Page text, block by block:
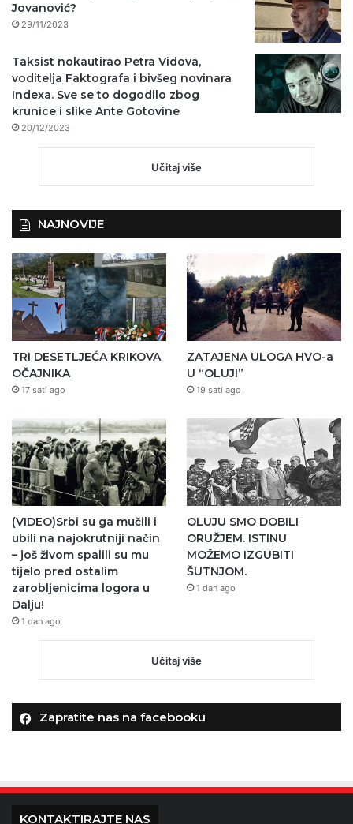
Jovanović?
29/11/2023
Taksist nokautirao Petra Vidova,
voditelja Faktografa i bivšeg novinara
Indexa. Sve se to dogodilo zbog
krunice i slike Ante Gotovine
20/12/2023
Učitaj više
NAJNOVIJE
TRI DESETLJEĆA KRIKOVA
OČAJNIKA
17 sati ago
ZATAJENA ULOGA HVO-a
U “OLUJI”
19 sati ago
(VIDEO)Srbi su ga mučili i
ubili na najokrutniji način
– još živom spalili su mu
tijelo pred ostalim
zarobljenicima logora u
Dalju!
1 dan ago
OLUJU SMO DOBILI
ORUŽJEM. ISTINU
MOŽEMO IZGUBITI
ŠUTNJOM.
1 dan ago
Učitaj više
Zapratite nas na facebooku
KONTAKTIRAJTE NAS